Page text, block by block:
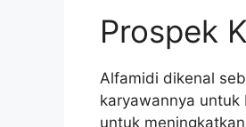
Prospek
Alfamidi dikenal
karyawannya
untuk